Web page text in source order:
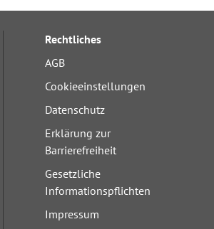
Rechtliches
AGB
Cookieeinstellungen
Datenschutz
Erklärung zur
Barrierefreiheit
Gesetzliche
Informationspflichten
Impressum